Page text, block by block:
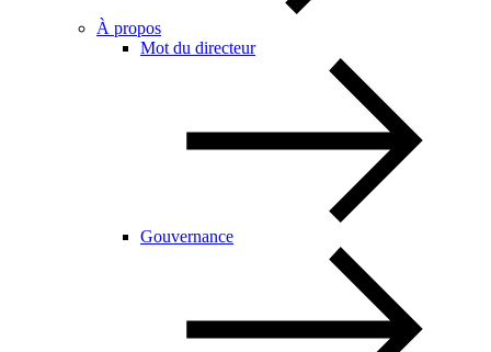
À propos
Mot du directeur
Gouvernance